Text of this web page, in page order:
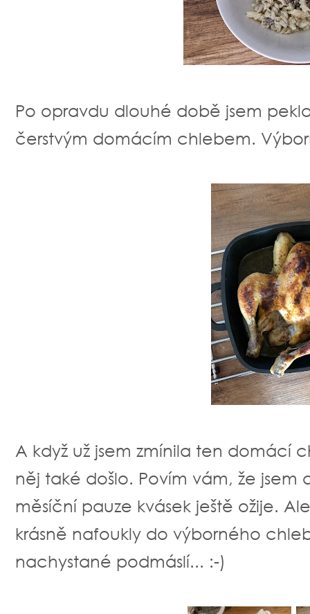
Po opravdu dlouhé době jsem
čerstvým domácím chlebem.
A když už jsem zmínila ten domácí
něj také došlo. Povím vám, že
měsíční pauze kvásek ještě ožije.
krásně nafoukly do výborného
nachystané podmáslí... :-)